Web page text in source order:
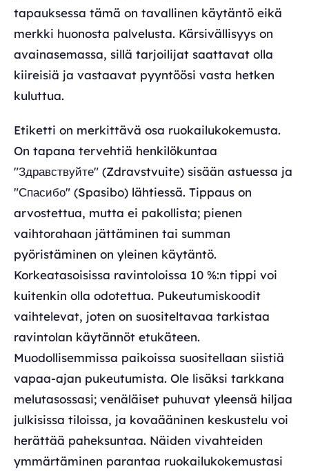
tapauksessa tämä on tavallinen käytäntö eikä
merkki huonosta palvelusta. Kärsivällisyys on
avainasemassa, sillä tarjoilijat saattavat olla
kiireisiä ja vastaavat pyyntöösi vasta hetken
kuluttua.
Etiketti on merkittävä osa ruokailukokemusta.
On tapana tervehtiä henkilökuntaa
"Здравствуйте" (Zdravstvuite) sisään astuessa ja
"Спасибо" (Spasibo) lähtiessä. Tippaus on
arvostettua, mutta ei pakollista; pienen
vaihtorahaan jättäminen tai summan
pyöristäminen on yleinen käytäntö.
Korkeatasoisissa ravintoloissa 10 %:n tippi voi
kuitenkin olla odotettua. Pukeutumiskoodit
vaihtelevat, joten on suositeltavaa tarkistaa
ravintolan käytännöt etukäteen.
Muodollisemmissa paikoissa suositellaan siistiä
vapaa-ajan pukeutumista. Ole lisäksi tarkkana
melutasossasi; venäläiset puhuvat yleensä hiljaa
julkisissa tiloissa, ja kovaääninen keskustelu voi
herättää paheksuntaa. Näiden vivahteiden
ymmärtäminen parantaa ruokailukokemustasi